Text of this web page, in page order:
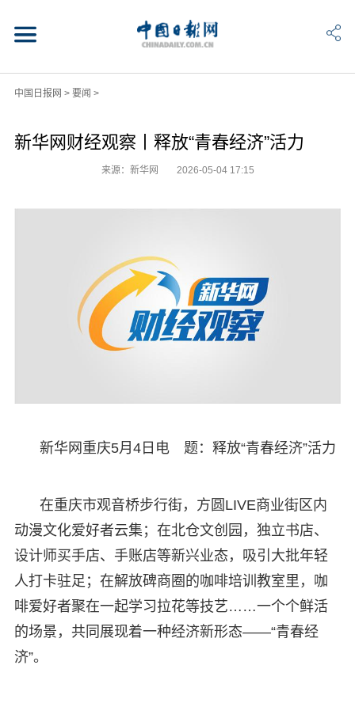
中国日报网 > 要闻 >
新华网财经观察丨释放“青春经济”活力
来源：新华网 2026-05-04 17:15
新华网重庆5月4日电 题：释放“青春经济”活力
在重庆市观音桥步行街，方圆LIVE商业街区内
动漫文化爱好者云集；在北仓文创园，独立书店、
设计师买手店、手账店等新兴业态，吸引大批年轻
人打卡驻足；在解放碑商圈的咖啡培训教室里，咖
啡爱好者聚在一起学习拉花等技艺……一个个鲜活
的场景，共同展现着一种经济新形态——“青春经
济”。